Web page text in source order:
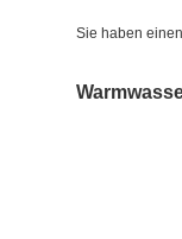
Sie haben